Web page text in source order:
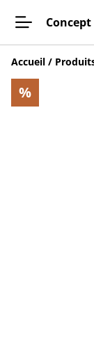
Accueil /
%